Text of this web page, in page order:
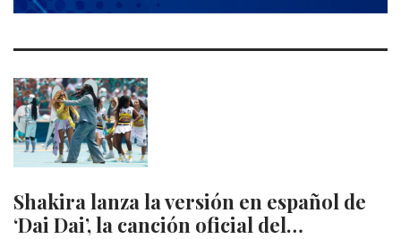
Shakira lanza la versión en español de
‘Dai Dai’, la canción oficial del…